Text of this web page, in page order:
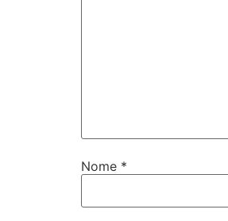
Nome *